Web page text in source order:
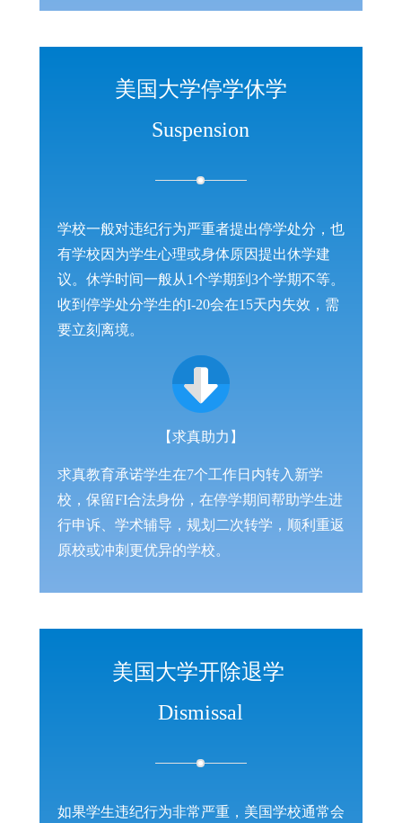
美国大学停学休学
Suspension
学校一般对违纪行为严重者提出停学处分，也
有学校因为学生心理或身体原因提出休学建
议。休学时间一般从1个学期到3个学期不等。
收到停学处分学生的I-20会在15天内失效，需
要立刻离境。
【求真助力】
求真教育承诺学生在7个工作日内转入新学
校，保留FI合法身份，在停学期间帮助学生进
行申诉、学术辅导，规划二次转学，顺利重返
原校或冲刺更优异的学校。
美国大学开除退学
Dismissal
如果学生违纪行为非常严重，美国学校通常会